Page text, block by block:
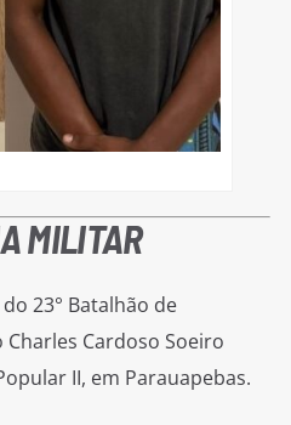
MILITAR
23° Batalhão de
Cardoso Soeiro
II, em Parauapebas.